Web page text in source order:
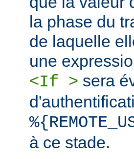
la phase du
de laquelle
une
<If > sera
à ce stade.